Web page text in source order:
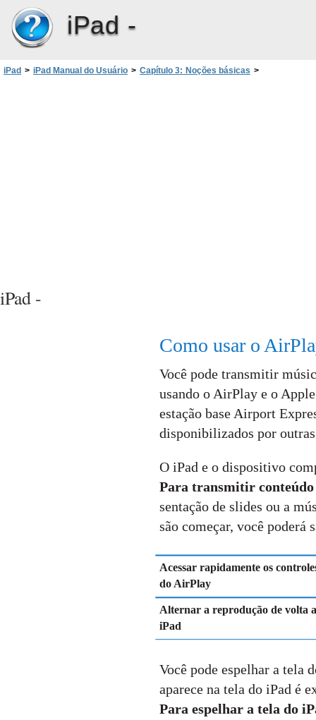
iPad -
iPad > iPad Manual do Usuário > Capítulo 3: Noções básicas >
iPad -
Como usar o
Você pode transmitir
usando o AirPlay e o
estação base Airport
disponibilizados por
O iPad e o dispositivo
Para transmitir
sentação de slides ou a
são começar, você poderá
Acessar rapidamente os
do AirPlay
Alternar a reprodução de volta
iPad
Você pode espelhar a tela
aparece na tela do iPad é
Para espelhar a tela do